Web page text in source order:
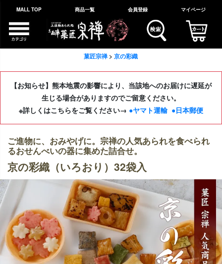
MALL TOP 商品一覧 会員登録 マイページ
菓匠宗禅 京の彩織
【お知らせ】熊本地震の影響により、当該地へのお届けに遅延が
生じる場合がありますのでご留意ください。
※詳しくはこちらをご覧ください→ ●ヤマト運輸 ●日本郵便
ご進物に、おみやげに。宗禅の人気あられを食べられ
るおせんべいの器に集めた詰合せ。
京の彩織（いろおり）32袋入